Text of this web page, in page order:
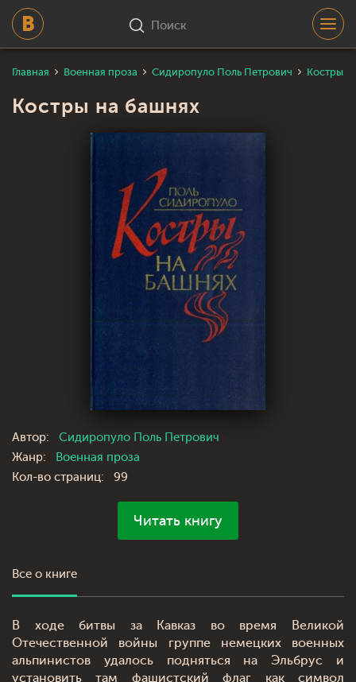
Поиск
Главная Военная проза Сидиропуло Поль Петрович Костры
Костры на башнях
Автор:
Сидиропуло Поль Петрович
Жанр:
Военная проза
Кол-во страниц:
99
Читать книгу
Все о книге
В ходе битвы за Кавказ во время Великой
Отечественной войны группе немецких военных
альпинистов удалось подняться на Эльбрус и
установить там фашистский флаг как символ